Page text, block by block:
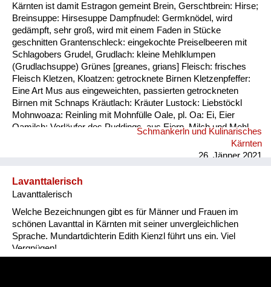
Kärnten ist damit Estragon gemeint Brein, Gerschtbrein: Hirse;
Breinsuppe: Hirsesuppe Dampfnudel: Germknödel, wird
gedämpft, sehr groß, wird mit einem Faden in Stücke
geschnitten Grantenschleck: eingekochte Preiselbeeren mit
Schlagobers Grudel, Grudlach: kleine Mehlklumpen
(Grudlachsuppe) Grünes [greanes, grians] Fleisch: frisches
Fleisch Kletzen, Kloatzen: getrocknete Birnen Kletzenpfeffer:
Eine Art Mus aus eingeweichten, passierten getrockneten
Birnen mit Schnaps Kräutlach: Kräuter Lustock: Liebstöckl
Mohnwoaza: Reinling mit Mohnfülle Oale, pl. Oa: Ei, Eier
Oamilch: Vorläufer des Puddings, aus Eiern, Milch und Mehl
Piggalan: Weihnachtsgericht im Lavanttal, Mohnwoaza mit
einem Saft aus Dörrobst und Schnaps übergossen Plentn:
Schmankerln und Kulinarisches
Kärnten
26. Jänner 2021
Lavanttalerisch
Lavanttalerisch
Welche Bezeichnungen gibt es für Männer und Frauen im
schönen Lavanttal in Kärnten mit seiner unvergleichlichen
Sprache. Mundartdichterin Edith Kienzl führt uns ein. Viel
Vergnügen!